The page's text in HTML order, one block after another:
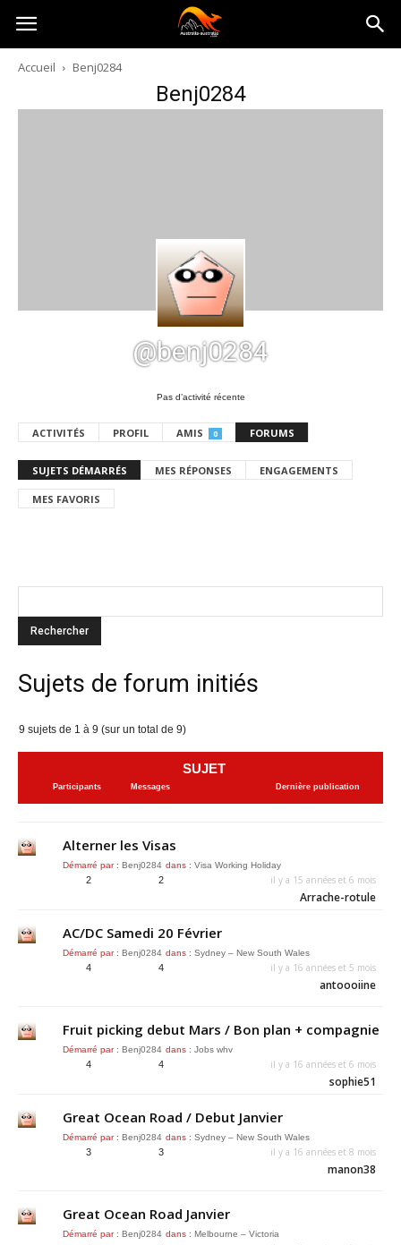
Australia-
australie.com
Accueil Benj0284
Benj0284
@benj0284
Pas d’activité récente
ACTIVITÉS PROFIL AMIS 0 FORUMS
SUJETS DÉMARRÉS MES RÉPONSES ENGAGEMENTS
MES FAVORIS
Sujets de forum initiés
9 sujets de 1 à 9 (sur un total de 9)
SUJET
Participants Messages Dernière publication
Alterner les Visas
Démarré par : Benj0284 dans : Visa Working Holiday
2 2 il y a 15 années et 6 mois
Arrache-rotule
AC/DC Samedi 20 Février
Démarré par : Benj0284 dans : Sydney – New South Wales
4 4 il y a 16 années et 5 mois
antoooiine
Fruit picking debut Mars / Bon plan + compagnie
Démarré par : Benj0284 dans : Jobs whv
4 4 il y a 16 années et 6 mois
sophie51
Great Ocean Road / Debut Janvier
Démarré par : Benj0284 dans : Sydney – New South Wales
3 3 il y a 16 années et 8 mois
manon38
Great Ocean Road Janvier
Démarré par : Benj0284 dans : Melbourne – Victoria